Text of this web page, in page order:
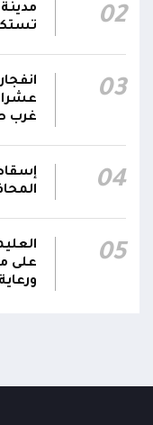
دائمة
يلزم من
يضمن سرعة
مع
01:12
أقر
العسكرية
بين
02
03
غرب
04
05
على